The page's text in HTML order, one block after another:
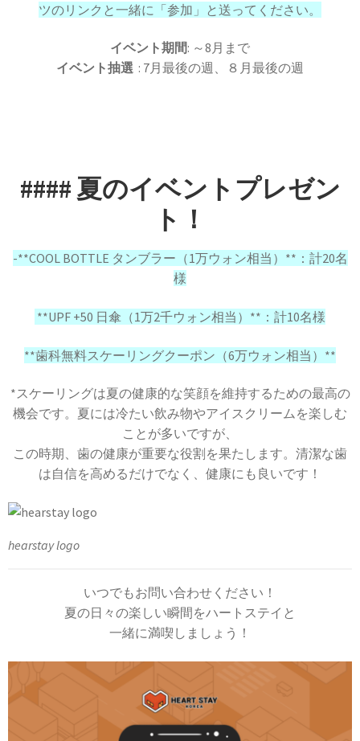
ツのリンクと一緒に「参加」と送ってください。
イベント期間: ～8月まで
イベント抽選 : 7月最後の週、８月最後の週
#### 夏のイベントプレゼン
ト！
-**COOL BOTTLE タンブラー（1万ウォン相当）**：計20名
様
**UPF +50 日傘（1万2千ウォン相当）**：計10名様
**歯科無料スケーリングクーポン（6万ウォン相当）**
*スケーリングは夏の健康的な笑顔を維持するための最高の
機会です。夏には冷たい飲み物やアイスクリームを楽しむ
ことが多いですが、
この時期、歯の健康が重要な役割を果たします。清潔な歯
は自信を高めるだけでなく、健康にも良いです！
hearstay logo
いつでもお問い合わせください！
夏の日々の楽しい瞬間をハートステイと
一緒に満喫しましょう！